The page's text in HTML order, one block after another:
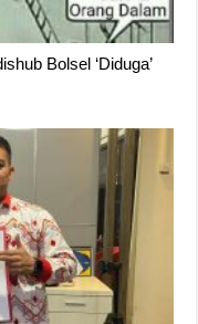
Bolsel ‘Diduga’